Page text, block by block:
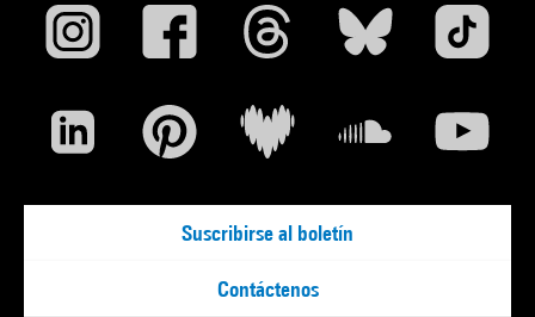
Suscribirse al boletín
Contáctenos